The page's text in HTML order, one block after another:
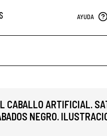
AYUDA
CABALLO ARTIFICIAL.
NEGRO.